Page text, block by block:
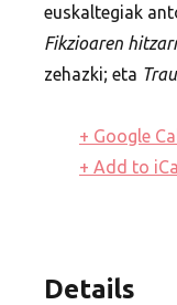
euskaltegiak
Fikzioaren
zehazki; eta
+ Google
+ Add to
Details